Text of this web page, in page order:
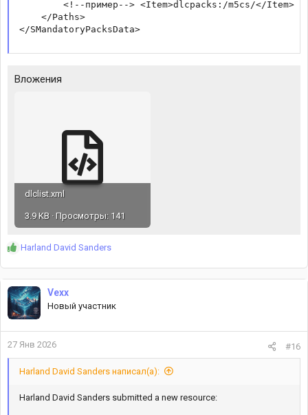
        <!--пример--> <Item>dlcpacks:/m5cs/</Item>
    </Paths>
</SMandatoryPacksData>
Вложения
dlclist.xml
3.9 KB · Просмотры: 141
Р
а
к
ц
и
и
:
Harland David Sanders
Vexx
Новый участник
27 Янв 2026 #16
Harland David Sanders написал(а):
Harland David Sanders submitted a new resource: